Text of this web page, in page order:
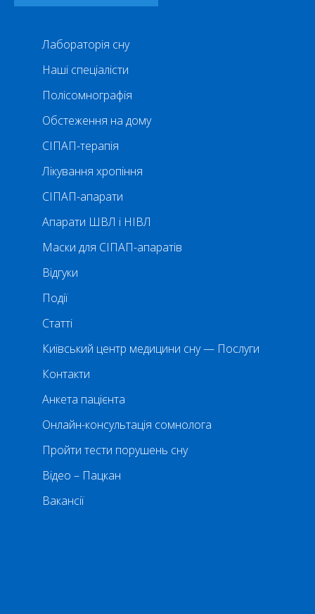
Лабораторія сну
Наші спеціалісти
Полісомнографія
Обстеження на дому
СІПАП-терапія
Лікування хропіння
СІПАП-апарати
Апарати ШВЛ і НІВЛ
Маски для СІПАП-апаратів
Відгуки
Події
Статті
Київський центр медицини сну — Послуги
Контакти
Анкета пацієнта
Онлайн-консультація сомнолога
Пройти тести порушень сну
Відео – Пацкан
Вакансії